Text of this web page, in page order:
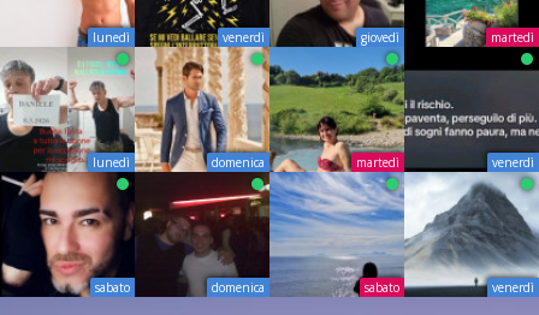
lunedì venerdì giovedì martedì
lunedì domenica martedì venerdì
sabato domenica sabato venerdì